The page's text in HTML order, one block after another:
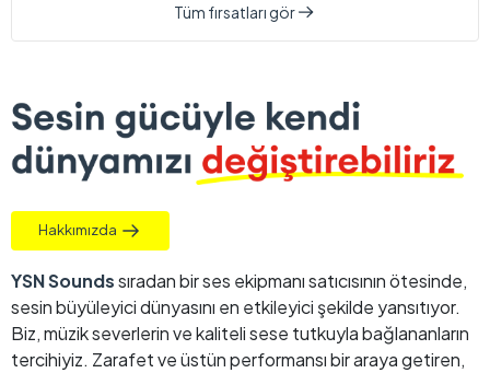
Tüm fırsatları gör
Hakkımızda
YSN Soundssıradan bir ses ekipmanı satıcısının ötesinde,
sesin büyüleyici dünyasını en etkileyici şekilde yansıtıyor.
Biz, müzik severlerin ve kaliteli sese tutkuyla bağlananların
tercihiyiz. Zarafet ve üstün performansı bir araya getiren,